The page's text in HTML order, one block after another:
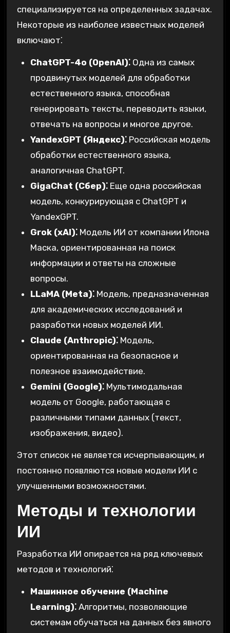
специализируется на определенных задачах.
Некоторые из наиболее известных моделей
включают⁚
ChatGPT-4o (OpenAI)⁚Одна из самых
продвинутых моделей для обработки
естественного языка, способная
генерировать тексты, переводить языки,
отвечать на вопросы и многое другое.
YandexGPT (Яндекс)⁚Российская модель
обработки естественного языка,
аналогичная ChatGPT.
GigaChat (Сбер)⁚Еще одна российская
модель, конкурирующая с ChatGPT и
YandexGPT.
Grok (xAI)⁚Модель ИИ от компании Илона
Маска, ориентированная на поиск
информации и ответы на сложные
вопросы.
LLaMA (Meta)⁚Модель, предназначенная
для академических исследований и
разработки новых моделей ИИ.
Claude (Anthropic)⁚Модель,
ориентированная на безопасное и
полезное взаимодействие.
Gemini (Google)⁚Мультимодальная
модель от Google, работающая с
различными типами данных (текст,
изображения, видео).
Этот список не является исчерпывающим, и
постоянно появляются новые модели ИИ с
улучшенными возможностями.
Методы и технологии
ИИ
Разработка ИИ опирается на ряд ключевых
методов и технологий⁚
Машинное обучение (Machine
Learning)⁚Алгоритмы, позволяющие
системам обучаться на данных без явного